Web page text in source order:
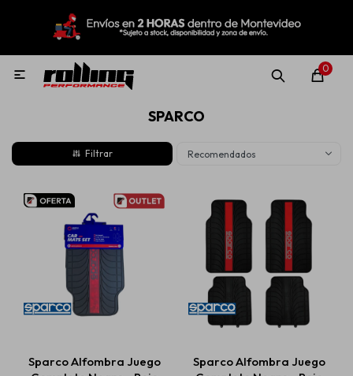
0

SPARCO
Recomendados
Sparco Alfombra Juego
Sparco Alfombra Juego
MI CUENTA
Nuevo! Rolling Repuestos
Lubricantes
Aditivos